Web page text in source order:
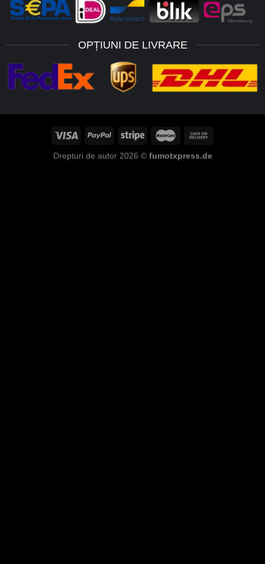
OPȚIUNI DE LIVRARE
Drepturi de autor 2026 © fumotxpress.de